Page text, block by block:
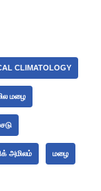
CLIMATOLOGY
மழை
அமிலம் மழை